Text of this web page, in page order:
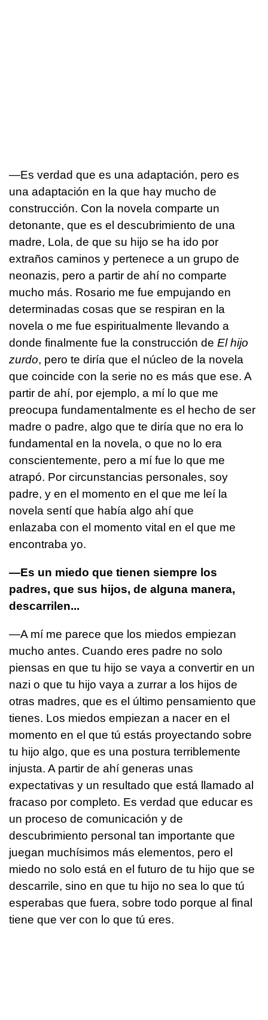
—Es verdad que es una adaptación, pero es
una adaptación en la que hay mucho de
construcción. Con la novela comparte un
detonante, que es el descubrimiento de una
madre, Lola, de que su hijo se ha ido por
extraños caminos y pertenece a un grupo de
neonazis, pero a partir de ahí no comparte
mucho más. Rosario me fue empujando en
determinadas cosas que se respiran en la
novela o me fue espiritualmente llevando a
donde finalmente fue la construcción de El hijo
zurdo, pero te diría que el núcleo de la novela
que coincide con la serie no es más que ese. A
partir de ahí, por ejemplo, a mí lo que me
preocupa fundamentalmente es el hecho de ser
madre o padre, algo que te diría que no era lo
fundamental en la novela, o que no lo era
conscientemente, pero a mí fue lo que me
atrapó. Por circunstancias personales, soy
padre, y en el momento en el que me leí la
novela sentí que había algo ahí que
enlazaba con el momento vital en el que me
encontraba yo.
—Es un miedo que tienen siempre los
padres, que sus hijos, de alguna manera,
descarrilen...
—A mí me parece que los miedos empiezan
mucho antes. Cuando eres padre no solo
piensas en que tu hijo se vaya a convertir en un
nazi o que tu hijo vaya a zurrar a los hijos de
otras madres, que es el último pensamiento que
tienes. Los miedos empiezan a nacer en el
momento en el que tú estás proyectando sobre
tu hijo algo, que es una postura terriblemente
injusta. A partir de ahí generas unas
expectativas y un resultado que está llamado al
fracaso por completo. Es verdad que educar es
un proceso de comunicación y de
descubrimiento personal tan importante que
juegan muchísimos más elementos, pero el
miedo no solo está en el futuro de tu hijo que se
descarrile, sino en que tu hijo no sea lo que tú
esperabas que fuera, sobre todo porque al final
tiene que ver con lo que tú eres.